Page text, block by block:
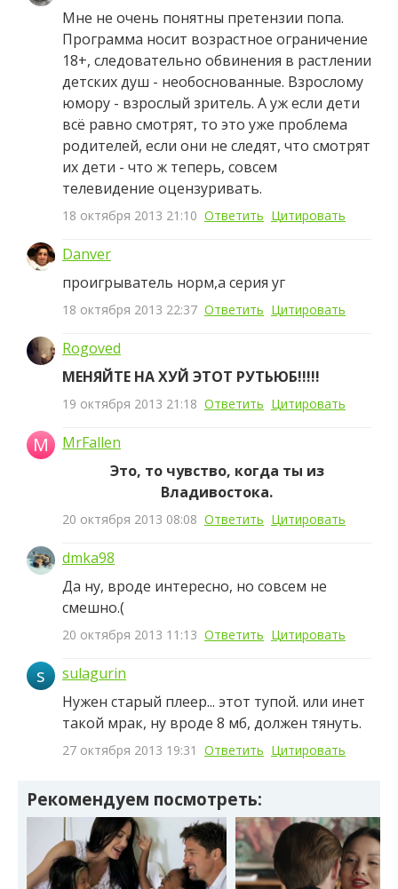
Мне не очень понятны претензии попа.
Программа носит возрастное ограничение
18+, следовательно обвинения в растлении
детских душ - необоснованные. Взрослому
юмору - взрослый зритель. А уж если дети
всё равно смотрят, то это уже проблема
родителей, если они не следят, что смотрят
их дети - что ж теперь, совсем
телевидение оцензуривать.
18 октября 2013 21:10 Ответить Цитировать
Danver
проигрыватель норм,а серия уг
18 октября 2013 22:37 Ответить Цитировать
Rogoved
МЕНЯЙТЕ НА ХУЙ ЭТОТ РУТЬЮБ!!!!!
19 октября 2013 21:18 Ответить Цитировать
M
MrFallen
Это, то чувство, когда ты из
Владивостока.
20 октября 2013 08:08 Ответить Цитировать
dmka98
Да ну, вроде интересно, но совсем не
смешно.(
20 октября 2013 11:13 Ответить Цитировать
s
sulagurin
Нужен старый плеер... этот тупой. или инет
такой мрак, ну вроде 8 мб, должен тянуть.
27 октября 2013 19:31 Ответить Цитировать
Рекомендуем посмотреть: